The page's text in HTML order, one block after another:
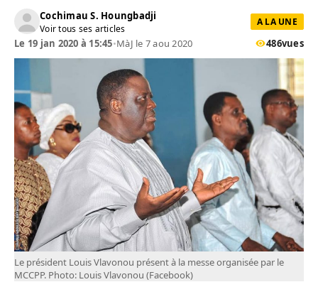
Cochimau S. Houngbadji
Voir tous ses articles
A LA UNE
Le 19 jan 2020 à 15:45•MàJ le 7 aou 2020 486vues
Le président Louis Vlavonou présent à la messe organisée par le
MCCPP. Photo: Louis Vlavonou (Facebook)